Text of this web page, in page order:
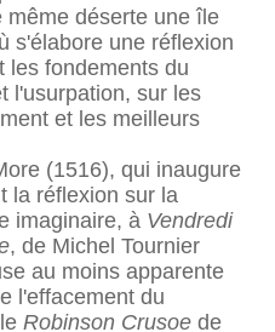
même déserte une île
s'élabore une réflexion
les fondements du
l'usurpation, sur les
et les meilleurs
(1516), qui inaugure
la réflexion sur la
imaginaire, à Vendredi
, de Michel Tournier
au moins apparente
l'effacement du
Robinson Crusoe de